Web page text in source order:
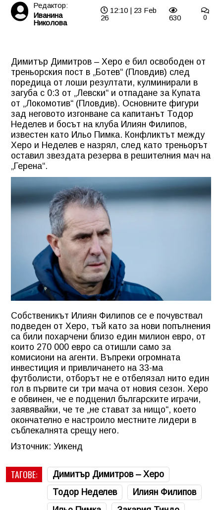
Редактор:
Иванина
Николова
12:10 | 23 Feb
26
630 0
Димитър Димитров – Херо е бил освободен от
треньорския пост в „Ботев“ (Пловдив) след
поредица от лоши резултати, кулминирали в
загуба с 0:3 от „Левски“ и отпадане за Купата
от „Локомотив“ (Пловдив). Основните фигури
зад неговото изгонване са капитанът Тодор
Неделев и босът на клуба Илиян Филипов,
известен като Ильо Пимка. Конфликтът между
Херо и Неделев е назрял, след като треньорът
оставил звездата резерва в решителния мач на
„Герена“.
Собственикът Илиян Филипов се е почувствал
подведен от Херо, тъй като за нови попълнения
са били похарчени близо един милион евро, от
които 270 000 евро са отишли само за
комисиони на агенти. Въпреки огромната
инвестиция и привличането на 33-ма
футболисти, отборът не е отбелязал нито един
гол в първите си три мача от новия сезон. Херо
е обвинен, че е подценил българските играчи,
заявявайки, че те „не стават за нищо“, което
окончателно е настроило местните лидери в
съблекалнята срещу него.
Източник: Уикенд
ТАГОВЕ:
Димитър Димитров – Херо
Тодор Неделев
Илиян Филипов